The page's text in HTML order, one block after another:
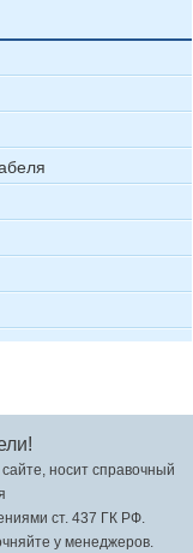
носит справочный
ст. 437 ГК РФ.
у менеджеров.